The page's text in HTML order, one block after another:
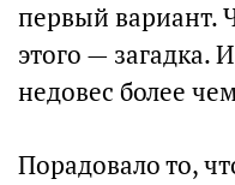
первый вариант.
этого — загадка.
недовес более
Порадовало то,